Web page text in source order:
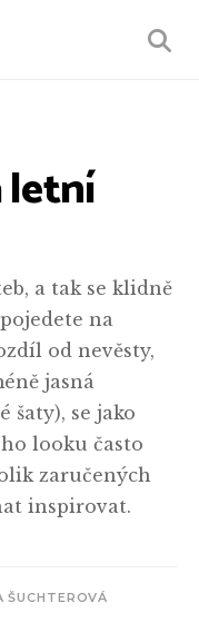
VYHLEDÁVÁNÍ
letní
a tak se klidně
na
od nevěsty,
jasná
šaty), se jako
looku často
zaručených
inspirovat.
ŠUCHTEROVÁ